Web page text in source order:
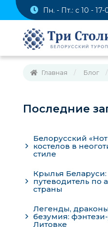
Пн. - Пт.: с 10 -
Главная Блог
Последние
Белорусский
костелов в
стиле
Крылья Беларуси:
путеводитель по
страны
Легенды,
безумия:
Литовке